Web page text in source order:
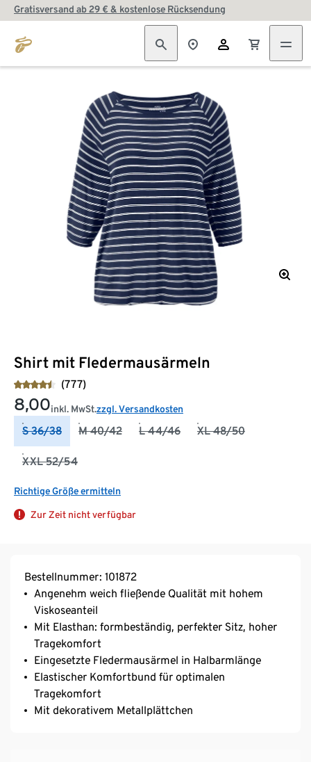
Gratisversand ab 29 € & kostenlose Rücksendung
Shirt mit Fledermausärmeln
(777)
8,00inkl. MwSt.zzgl. Versandkosten
S 36/38 M 40/42 L 44/46 XL 48/50
XXL 52/54
Richtige Größe ermitteln
Zur Zeit nicht verfügbar
Bestellnummer: 101872
Angenehm weich fließende Qualität mit hohem
Viskoseanteil
Mit Elasthan: formbeständig, perfekter Sitz, hoher
Tragekomfort
Eingesetzte Fledermausärmel in Halbarmlänge
Elastischer Komfortbund für optimalen
Tragekomfort
Mit dekorativem Metallplättchen